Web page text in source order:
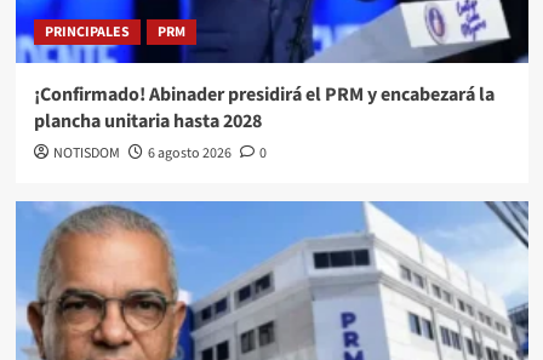
PRINCIPALES PRM
¡Confirmado! Abinader presidirá el PRM y encabezará la
plancha unitaria hasta 2028
NOTISDOM 6 agosto 2026 0